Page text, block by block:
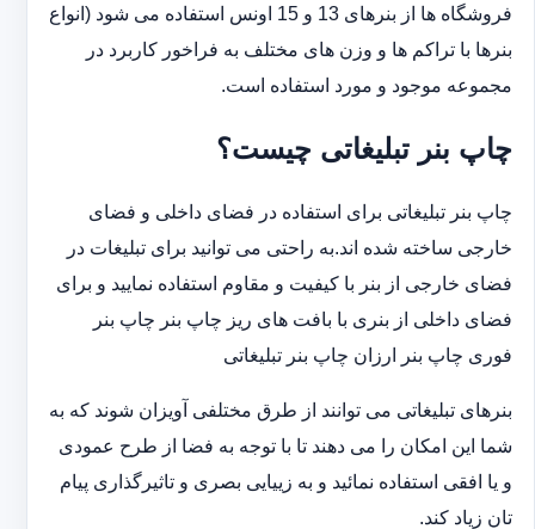
‏فروشگاه ها از بنرهای 13 و 15 اونس استفاده می شود (انواع
بنرها با تراکم ها و وزن های مختلف به فراخور کاربرد در
‏مجموعه موجود و مورد استفاده است.
چاپ بنر تبلیغاتی چیست؟
چاپ بنر تبلیغاتی برای استفاده در فضای داخلی و فضای
خارجی ساخته شده اند.به راحتی می توانید برای تبلیغات در
فضای خارجی از بنر با کیفیت و مقاوم استفاده نمایید و برای
فضای داخلی از بنری با بافت های ریز چاپ بنر چاپ بنر
فوری چاپ بنر ارزان چاپ بنر تبلیغاتی
بنرهای تبلیغاتی می توانند از طرق مختلفی آویزان شوند که به
شما این امکان را می دهند تا با توجه به فضا از طرح عمودی
و یا افقی استفاده نمائید و به زییایی بصری و تاثیرگذاری پیام
تان زیاد کند.